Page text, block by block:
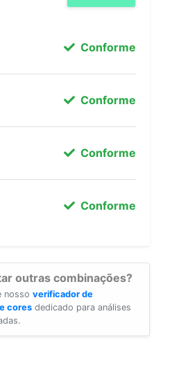
Conforme
Conforme
Conforme
Conforme
outras combinações?
nosso verificador de
cores dedicado para análises